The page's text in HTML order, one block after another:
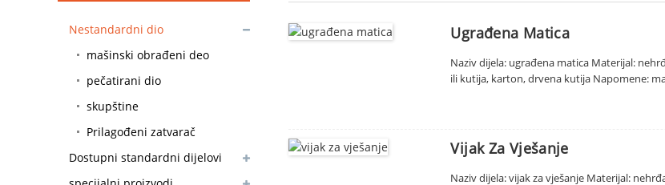
Nestandardni dio
prilagodljiv
mašinski obrađeni deo
pečatirani dio
skupštine
Prilagođeni zatvarač
Dostupni standardni dijelovi
Ugrađena Matica
Naziv dijela: ugrađena matica Materijal:
ili kutija, karton, drvena kutija Napomene:
Vijak Za Vješanje
Naziv dijela: vijak za vješanje Materijal: